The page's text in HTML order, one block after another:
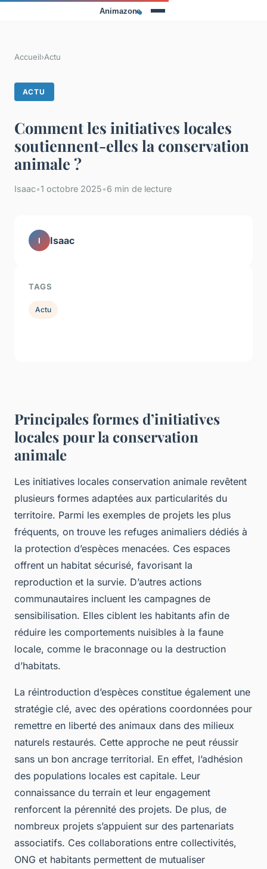
Accueil›Actu
ACTU
Comment les initiatives locales
soutiennent-elles la conservation
animale ?
Isaac•1 octobre 2025•6 min de lecture
Principales formes d’initiatives
locales pour la conservation
animale
Les initiatives locales conservation animale revêtent
plusieurs formes adaptées aux particularités du
territoire. Parmi les exemples de projets les plus
fréquents, on trouve les refuges animaliers dédiés à
la protection d’espèces menacées. Ces espaces
offrent un habitat sécurisé, favorisant la
reproduction et la survie. D’autres actions
communautaires incluent les campagnes de
sensibilisation. Elles ciblent les habitants afin de
réduire les comportements nuisibles à la faune
locale, comme le braconnage ou la destruction
d’habitats.
La réintroduction d’espèces constitue également une
stratégie clé, avec des opérations coordonnées pour
remettre en liberté des animaux dans des milieux
naturels restaurés. Cette approche ne peut réussir
sans un bon ancrage territorial. En effet, l’adhésion
des populations locales est capitale. Leur
connaissance du terrain et leur engagement
renforcent la pérennité des projets. De plus, de
nombreux projets s’appuient sur des partenariats
associatifs. Ces collaborations entre collectivités,
ONG et habitants permettent de mutualiser
I Isaac
TAGS
Actu